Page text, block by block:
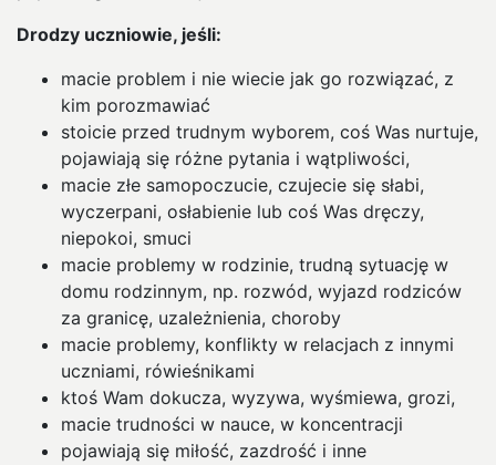
Drodzy uczniowie, jeśli:
macie problem i nie wiecie jak go rozwiązać, z
kim porozmawiać
stoicie przed trudnym wyborem, coś Was nurtuje,
pojawiają się różne pytania i wątpliwości,
macie złe samopoczucie, czujecie się słabi,
wyczerpani, osłabienie lub coś Was dręczy,
niepokoi, smuci
macie problemy w rodzinie, trudną sytuację w
domu rodzinnym, np. rozwód, wyjazd rodziców
za granicę, uzależnienia, choroby
macie problemy, konflikty w relacjach z innymi
uczniami, rówieśnikami
ktoś Wam dokucza, wyzywa, wyśmiewa, grozi,
macie trudności w nauce, w koncentracji
pojawiają się miłość, zazdrość i inne